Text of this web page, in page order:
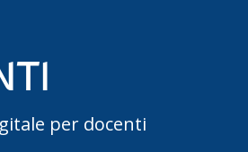
per docenti